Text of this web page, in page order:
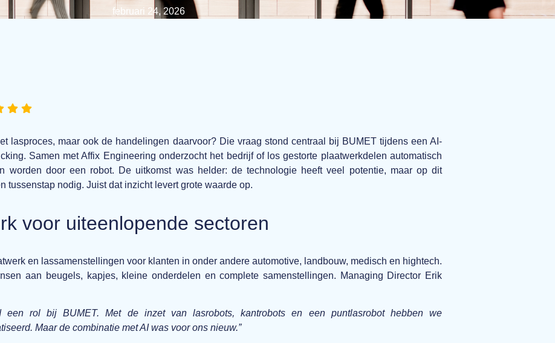
februari 24, 2026
lasproces, maar ook de handelingen daarvoor? Die vraag stond centraal bij BUMET tijdens een AI-
Samen met Affix Engineering onderzocht het bedrijf of los gestorte plaatwerkdelen automatisch
worden door een robot. De uitkomst was helder: de technologie heeft veel potentie, maar op dit
tussenstap nodig. Juist dat inzicht levert grote waarde op.
voor uiteenlopende sectoren
en lassamenstellingen voor klanten in onder andere automotive, landbouw, medisch en hightech.
aan beugels, kapjes, kleine onderdelen en complete samenstellingen. Managing Director Erik
een rol bij BUMET. Met de inzet van lasrobots, kantrobots en een puntlasrobot hebben we
Maar de combinatie met AI was voor ons nieuw.”